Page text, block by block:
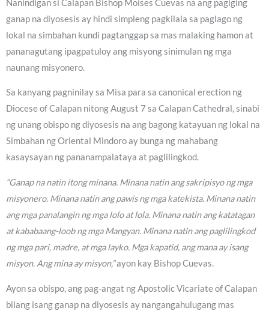
Nanindigan si Calapan Bishop Moises Cuevas na ang pagiging
ganap na diyosesis ay hindi simpleng pagkilala sa paglago ng
lokal na simbahan kundi pagtanggap sa mas malaking hamon at
pananagutang ipagpatuloy ang misyong sinimulan ng mga
naunang misyonero.
Sa kanyang pagninilay sa Misa para sa canonical erection ng
Diocese of Calapan nitong August 7 sa Calapan Cathedral, sinabi
ng unang obispo ng diyosesis na ang bagong katayuan ng lokal na
Simbahan ng Oriental Mindoro ay bunga ng mahabang
kasaysayan ng pananampalataya at paglilingkod.
“Ganap na natin itong minana. Minana natin ang sakripisyo ng mga
misyonero. Minana natin ang pawis ng mga katekista. Minana natin
ang mga panalangin ng mga lolo at lola. Minana natin ang katatagan
at kababaang-loob ng mga Mangyan. Minana natin ang paglilingkod
ng mga pari, madre, at mga layko. Mga kapatid, ang mana ay isang
misyon. Ang mina ay misyon,”ayon kay Bishop Cuevas.
Ayon sa obispo, ang pag-angat ng Apostolic Vicariate of Calapan
bilang isang ganap na diyosesis ay nangangahulugang mas